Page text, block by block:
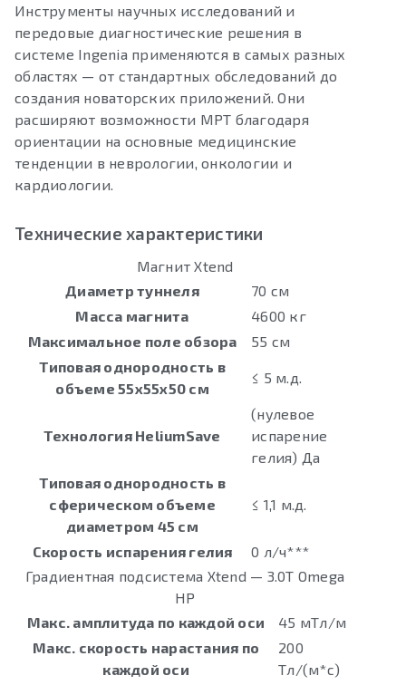
Инструменты научных исследований и
передовые диагностические решения в
системе Ingenia применяются в самых разных
областях — от стандартных обследований до
создания новаторских приложений. Они
расширяют возможности МРТ благодаря
ориентации на основные медицинские
тенденции в неврологии, онкологии и
кардиологии.
Технические характеристики
Магнит Xtend
Диаметр туннеля
70 см
Масса магнита
4600 кг
Максимальное поле обзора
55 см
Типовая однородность в
объеме 55x55x50 см
≤ 5 м.д.
Технология HeliumSave
(нулевое
испарение
гелия) Да
Типовая однородность в
сферическом объеме
диаметром 45 см
≤ 1,1 м.д.
Скорость испарения гелия
0 л/ч***
Градиентная подсистема Xtend — 3.0Т Omega
HP
Макс. амплитуда по каждой оси
45 мТл/м
Макс. скорость нарастания по
каждой оси
200
Тл/(м*с)